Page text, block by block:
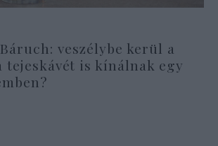
veszélybe kerül a
tejeskávét is kínálnak egy